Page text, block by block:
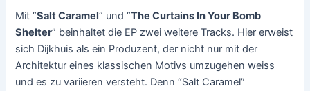
Mit “Salt Caramel” und “The Curtains In Your Bomb
Shelter” beinhaltet die EP zwei weitere Tracks. Hier erweist
sich Dijkhuis als ein Produzent, der nicht nur mit der
Architektur eines klassischen Motivs umzugehen weiss
und es zu variieren versteht. Denn “Salt Caramel”